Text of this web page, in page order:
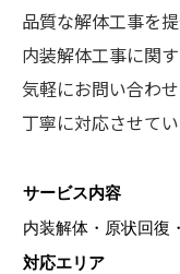
品質な解体工事を提
内装解体工事に関
気軽にお問い合わ
丁寧に対応させてい
サービス内容
内装解体・原状回復
対応エリア